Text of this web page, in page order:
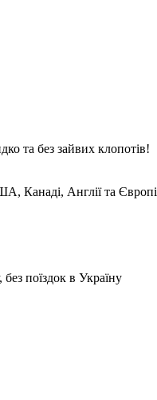
та без зайвих клопотів!
Канаді, Англії та Європі
поїздок в Україну